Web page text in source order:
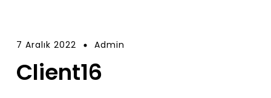
7 Aralık 2022 Admin
Client16